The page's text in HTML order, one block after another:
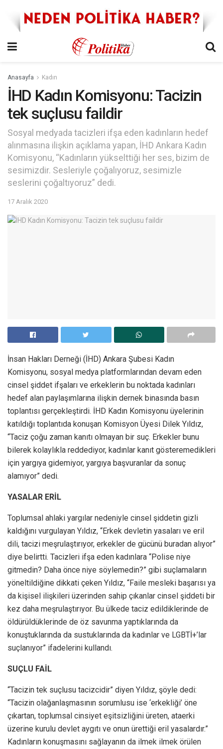
Anasayfa Kadın
İHD Kadın Komisyonu: Tacizin
tek suçlusu faildir
Sosyal medyada tacizleri ifşa eden kadınların hedef
alınmasına ilişkin açıklama yapan, İHD Ankara Kadın
Komisyonu, “Kadınların yükselttiği her ses, bizim de
sesimizdir. Sesleriyle çoğalıyoruz, sesimizle
seslerini çoğaltıyoruz” dedi.
17 Aralık 2020
İnsan Hakları Derneği (İHD) Ankara Şubesi Kadın
Komisyonu, sosyal medya platformlarından devam eden
cinsel şiddet ifşaları ve erkeklerin bu noktada kadınları
hedef alan paylaşımlarına ilişkin dernek binasında basın
toplantısı gerçekleştirdi. İHD Kadın Komisyonu üyelerinin
katıldığı toplantıda konuşan Komisyon Üyesi Dilek Yıldız,
“Taciz çoğu zaman kanıtı olmayan bir suç. Erkekler bunu
bilerek kolaylıkla reddediyor, kadınlar kanıt gösteremedikleri
için yargıya gidemiyor, yargıya başvuranlar da sonuç
alamıyor” dedi.
YASALAR ERİL
Toplumsal ahlaki yargılar nedeniyle cinsel şiddetin gizli
kaldığını vurgulayan Yıldız, “Erkek devletin yasaları ve eril
dili, tacizi meşrulaştırıyor, erkekler de gücünü buradan alıyor”
diye belirtti. Tacizleri ifşa eden kadınlara “Polise niye
gitmedin? Daha önce niye söylemedin?” gibi suçlamaların
yöneltildiğine dikkati çeken Yıldız, “Faile mesleki başarısı ya
da kişisel ilişkileri üzerinden sahip çıkanlar cinsel şiddeti bir
kez daha meşrulaştırıyor. Bu ülkede taciz edildiklerinde de
öldürüldüklerinde de öz savunma yaptıklarında da
konuştuklarında da sustuklarında da kadınlar ve LGBTİ+’lar
suçlanıyor” ifadelerini kullandı.
SUÇLU FAİL
“Tacizin tek suçlusu tacizcidir” diyen Yıldız, şöyle dedi:
“Tacizin olağanlaşmasının sorumlusu ise ‘erkekliği’ öne
çıkartan, toplumsal cinsiyet eşitsizliğini üreten, ataerki
üzerine kurulu devlet aygıtı ve onun ürettiği eril yasalardır.”
Kadınların konuşmasını sağlayanın da ilmek ilmek örülen